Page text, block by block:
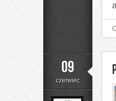
09
czerwiec